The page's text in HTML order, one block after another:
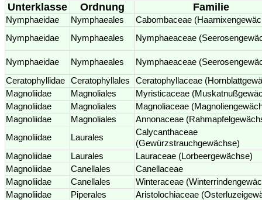
Unterklasse Ordnung Familie
Nymphaeidae Nymphaeales
Cabombaceae
Nymphaeidae
Nymphaeales Nymphaeaceae
Nymphaeidae Nymphaeales
Nymphaeaceae
Ceratophyllidae
Ceratophyllales
Ceratophyllaceae
Magnoliidae
Magnoliales
Myristicaceae
Magnoliidae
Magnoliales
Magnoliaceae
Magnoliidae
Magnoliales
Annonaceae
Magnoliidae
Laurales
Calycanthaceae
(Gewürzstrauchgewächse)
Magnoliidae
Laurales
Lauraceae (Lorbeergewächse)
Magnoliidae
Canellales
Canellaceae
Magnoliidae
Canellales
Winteraceae
Magnoliidae
Piperales
Aristolochiaceae